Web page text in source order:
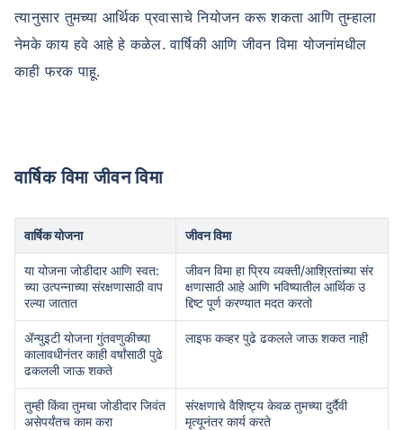
त्यानुसार तुमच्या आर्थिक प्रवासाचे नियोजन करू शकता आणि तुम्हाला
नेमके काय हवे आहे हे कळेल. वार्षिकी आणि जीवन विमा योजनांमधील
काही फरक पाहू.
वार्षिक विमा जीवन विमा
वार्षिक योजना जीवन विमा
या योजना जोडीदार आणि स्वत:
च्या उत्पन्नाच्या संरक्षणासाठी वाप
रल्या जातात
जीवन विमा हा प्रिय व्यक्ती/आश्रितांच्या संर
क्षणासाठी आहे आणि भविष्यातील आर्थिक उ
द्दिष्ट पूर्ण करण्यात मदत करतो
ॲन्युइटी योजना गुंतवणुकीच्या
कालावधीनंतर काही वर्षांसाठी पुढे
ढकलली जाऊ शकते
लाइफ कव्हर पुढे ढकलले जाऊ शकत नाही
तुम्ही किंवा तुमचा जोडीदार जिवंत
असेपर्यंतच काम करा
संरक्षणाचे वैशिष्ट्य केवळ तुमच्या दुर्दैवी
मृत्यूनंतर कार्य करते